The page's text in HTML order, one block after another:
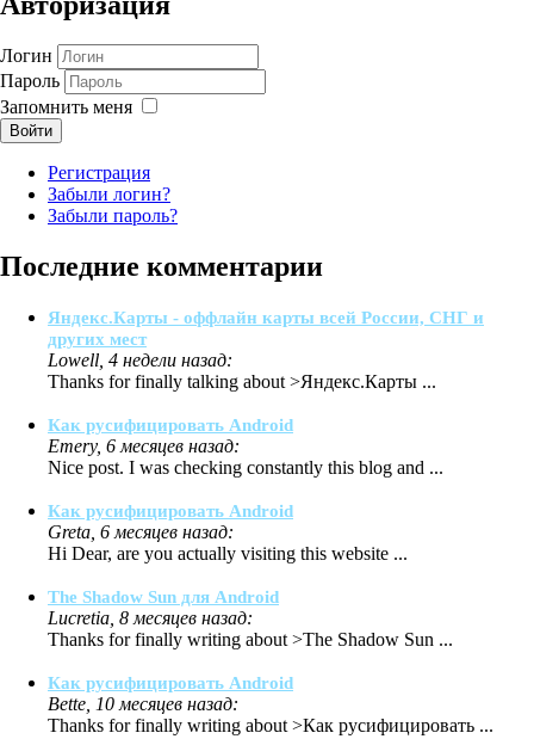
Логин
Пароль
Запомнить меня
Войти
Регистрация
Забыли логин?
Забыли пароль?
Последние комментарии
Яндекс.Карты - оффлайн карты всей России, СНГ и
других мест
Lowell, 4 недели назад:
Thanks for finally talking about >Яндекс.Карты ...
Как русифицировать Android
Emery, 6 месяцев назад:
Nice post. I was checking constantly this blog and ...
Как русифицировать Android
Greta, 6 месяцев назад:
Hi Dear, are you actually visiting this website ...
The Shadow Sun для Android
Lucretia, 8 месяцев назад:
Thanks for finally writing about >The Shadow Sun ...
Как русифицировать Android
Bette, 10 месяцев назад:
Thanks for finally writing about >Как русифицировать ...